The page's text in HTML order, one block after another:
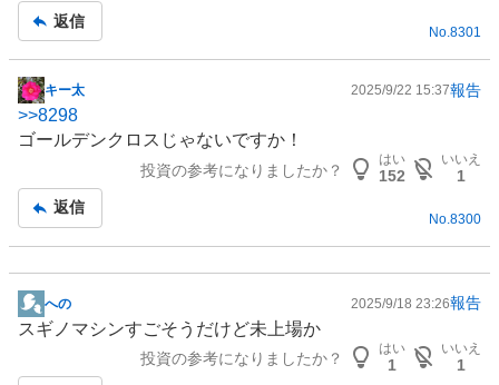
返信
No.8301
掲
示
板
キー太 2025/9/22 15:37報告
>>8298
ゴールデンクロスじゃないですか！
投資の参考になりましたか？
はい
152
いいえ
1
返信
No. 8300
掲
示
への 2025/9/18 23:26報告
スギノマシンすごそうだけど未上場か
投資の参考になりましたか？
はい
1
いいえ
1